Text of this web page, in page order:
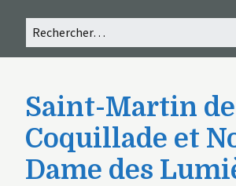
Saint-Martin
Coquillade et
Dame des